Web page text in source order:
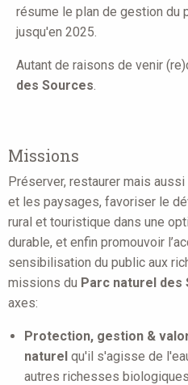
résume le plan de gestion du
jusqu'en 2025.
Autant de raisons de venir
des Sources
Missions
Préserver, restaurer mais
et les paysages, favoriser le
rural et touristique dans une
durable, et enfin promouvoir
sensibilisation du public aux
missions du Parc naturel des
axes:
Protection, gestion &
naturel qu'il s'agisse de
autres richesses